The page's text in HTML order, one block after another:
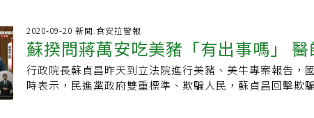
婦癌風險，男生則會增加頭頸癌、肛門癌機率，且容易染
國健署已針對國一小女生進行公費HPV疫苗接種，成效顯
過九成。至於男生部分，台北市則預定今年將國一男生納
榮提醒，尚未接種HPV疫苗的民眾，可自費接種，保護自
宮頸抹片，怎麼找出未做子宮頸抹片的患者非常重要。國
子宮頸抹片加HPV病毒檢測計畫，希望找出隱藏的個案。
患者，HPV疫苗也有助降低子宮頸癌發生率，賴瓊慧認為
道癌、肛門癌、外陰癌、口咽癌都有關。在歐美四國進行
苗，HPV感染盛行率、高度子宮頸皮內腫瘤及生殖器疣發
解碼精準治療 癌症高峰論壇3月27日(六)、3月28日(日)10
元氣網粉絲團直播留言抽總金額2萬元禮券！
成HPV感染機率，預防四成七癌前病變，並無數據可證實
的成效。然而，新英格蘭期刊於今年10月刊登全球第一篇
究報告，結果令人振奮！曾志仁表示，該研究團隊長期追
後的罹癌人數變化，在接種疫苗的女性中，僅19人罹患子
亡，反觀未打疫苗女性，罹癌人數多達586人，造成160人
2020-09-20 新聞.食安拉警報
蘇揆問蔣萬安吃美豬「有出事嗎」
亂扯
行政院長蘇貞昌昨天到立法院進行美豬、美牛專案報告，
時表示，民進黨政府雙重標準、欺騙人民，蘇貞昌回擊欺